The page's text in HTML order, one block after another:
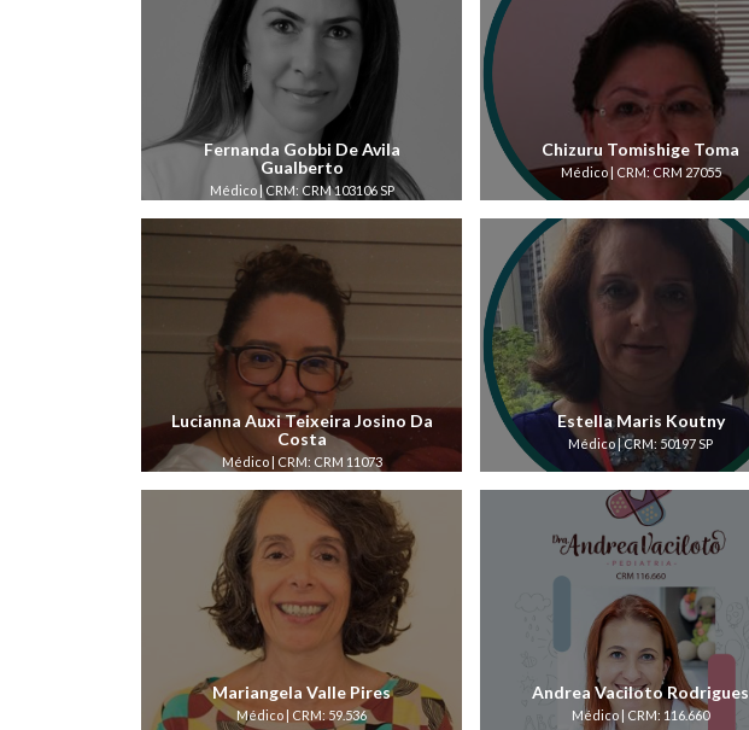
Fernanda Gobbi De Avila
Gualberto
Médico | CRM: CRM 103106 SP
Chizuru Tomishige Toma
Médico | CRM: CRM 27055
Lucianna Auxi Teixeira Josino Da
Costa
Médico | CRM: CRM 11073
Estella Maris Koutny
Médico | CRM: 50197 SP
Mariangela Valle Pires
Médico | CRM: 59.536
Andrea Vaciloto Rodrigues
Médico | CRM: 116.660